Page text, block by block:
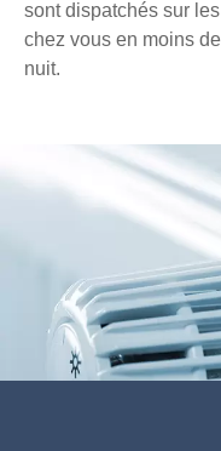
sont dispatchés sur
chez vous en moins
nuit.